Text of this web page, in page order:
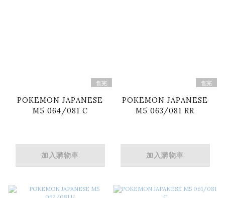
售完
POKEMON JAPANESE
M5 064/081 C
加入購物車
售完
POKEMON JAPANESE
M5 063/081 RR
加入購物車